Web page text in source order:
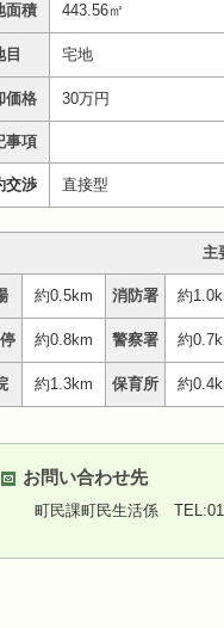
面積 443.56㎡
目 宅地
価格 30万円
事項
交渉 直接型
主
約0.5km 消防署 約
約0.8km 警察署 約
約1.3km 保育所 約
お問い合わせ先
町民課町民生活係